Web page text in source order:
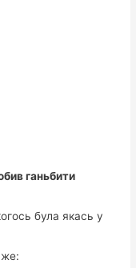
ганьбити
була якась у